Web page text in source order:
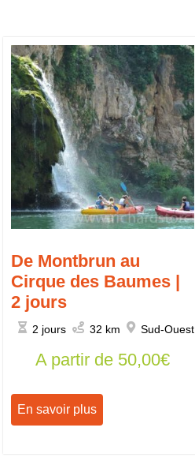
De Montbrun au
Cirque des Baumes |
2 jours
2 jours 32 km Sud-Ouest
A partir de 50,00€
En savoir plus